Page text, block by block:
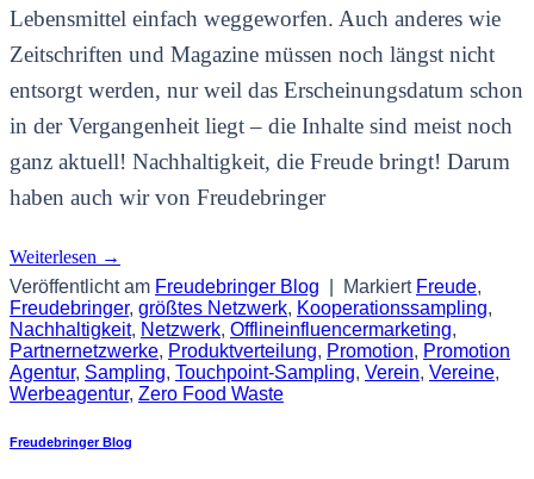
Lebensmittel einfach weggeworfen. Auch anderes wie
Zeitschriften und Magazine müssen noch längst nicht
entsorgt werden, nur weil das Erscheinungsdatum schon
in der Vergangenheit liegt – die Inhalte sind meist noch
ganz aktuell! Nachhaltigkeit, die Freude bringt! Darum
haben auch wir von Freudebringer
Weiterlesen →
Veröffentlicht am Freudebringer Blog Markiert Freude,
Freudebringer, größtes Netzwerk, Kooperationssampling,
Nachhaltigkeit, Netzwerk, Offlineinfluencermarketing,
Partnernetzwerke, Produktverteilung, Promotion, Promotion
Agentur, Sampling, Touchpoint-Sampling, Verein, Vereine,
Werbeagentur, Zero Food Waste
Freudebringer Blog